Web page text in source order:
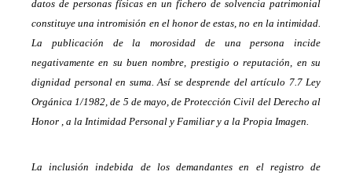
datos de personas físicas en un fichero de solvencia patrimonial
constituye una intromisión en el honor de estas, no en la intimidad.
La publicación de la morosidad de una persona incide
negativamente en su buen nombre, prestigio o reputación, en su
dignidad personal en suma. Así se desprende del artículo 7.7 Ley
Orgánica 1/1982, de 5 de mayo, de Protección Civil del Derecho al
Honor , a la Intimidad Personal y Familiar y a la Propia Imagen.
La inclusión indebida de los demandantes en el registro de